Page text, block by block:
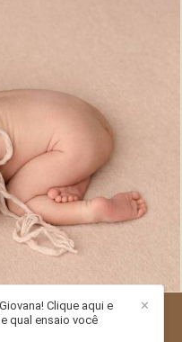
0
✕
Clique aqui e
qual ensaio você